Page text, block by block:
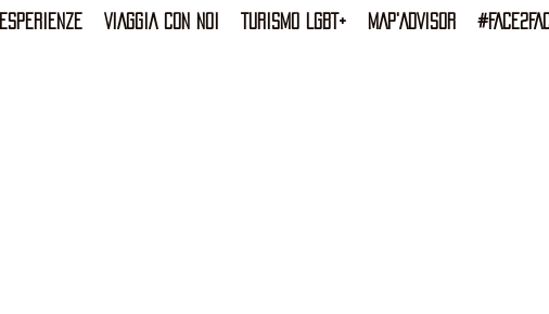
ESPERIENZE VIAGGIA CON NOI TURISMO LGBT+ MAP'ADVISOR